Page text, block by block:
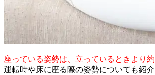
座っている姿勢は、立っているときより
運転時や床に座る際の姿勢についても紹介